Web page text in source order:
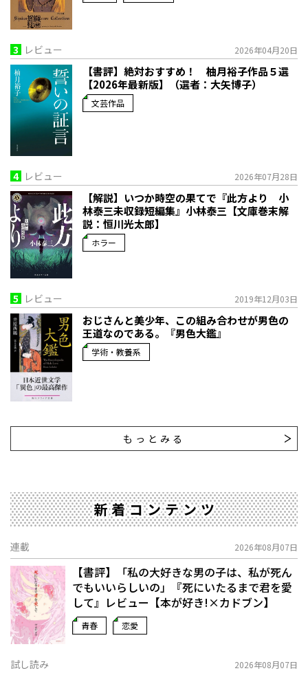
3 レビュー 2026年04月20日
【書評】絶対おすすめ！ 柚月裕子作品５選
【2026年最新版】（選者：大矢博子）
文芸作品
4 レビュー 2026年07月28日
【解説】いつか時空の果てで――『此方より 小
林泰三未収録短編集』小林泰三【文庫巻末解
説：恒川光太郎】
ホラー
5 レビュー 2019年12月03日
おじさんと美少年、この組み合わせが男色の
王道なのである。『男色大鑑』
学術・教養系
もっとみる
新着コンテンツ
連載 2026年08月07日
【書評】「私の大好きな男の子は、私が死ん
でもいいらしいの」――『死にいたるまで君を愛
して』レビュー【本が好き!×カドブン】
青春 恋愛
試し読み 2026年08月07日